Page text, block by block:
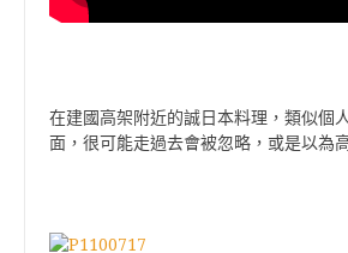
在建國高架附近的誠日本料理，類似個
面，很可能走過去會被忽略，或是以為